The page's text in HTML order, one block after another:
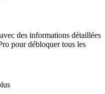
des informations détaillées
pour débloquer tous les